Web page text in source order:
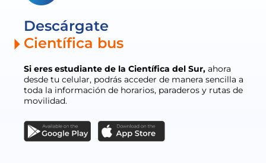
hombre-leyendo-libro-educacion-
academico-aprendizaje-concepto-
Descárgate
Científica bus
Si eres estudiante de la Científica del Sur, ahora
desde tu celular, podrás acceder de manera sencilla a
toda la información de horarios, paraderos y rutas de
movilidad.